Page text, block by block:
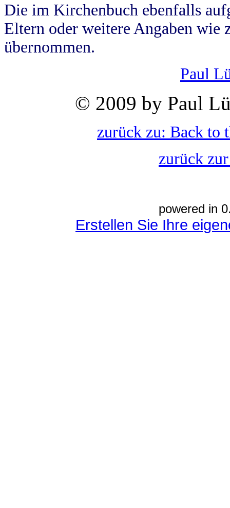
Die im Kirchenbuch ebenfalls
Eltern oder weitere Angaben wie
übernommen.
Paul
© 2009 by Paul
zurück zu: Back to
zurück
powered in
Erstellen Sie Ihre